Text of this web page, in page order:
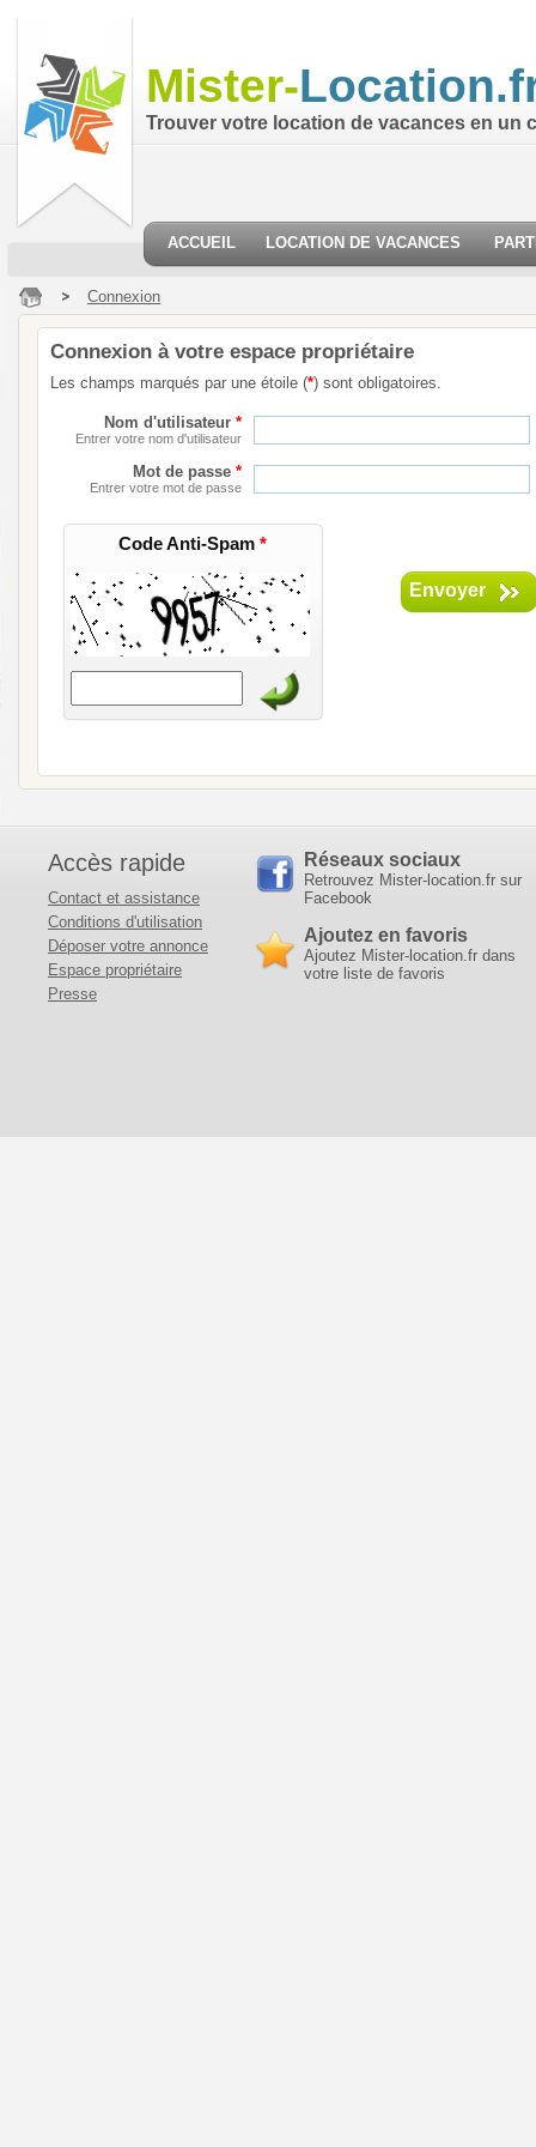
Mister-
Trouver votre location de vacances en un
ACCUEIL LOCATION DE VACANCES
Connexion
Connexion à votre espace propriétaire
Les champs marqués par une étoile (*) sont obligatoires.
Nom d'utilisateur *
Entrer votre nom d'utilisateur
Mot de passe *
Entrer votre mot de passe
Code Anti-Spam *
Envoyer
Accès rapide
Contact et assistance
Conditions d'utilisation
Déposer votre annonce
Espace propriétaire
Presse
Réseaux sociaux
Retrouvez Mister-location.fr sur
Facebook
Ajoutez en favoris
Ajoutez Mister-location.fr dans
votre liste de favoris